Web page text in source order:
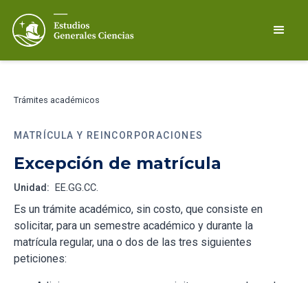
Trámites académicos
MATRÍCULA Y REINCORPORACIONES
Excepción de matrícula
Unidad: EE.GG.CC.
Es un trámite académico, sin costo, que consiste en
solicitar, para un semestre académico y durante la
matrícula regular, una o dos de las tres siguientes
peticiones: